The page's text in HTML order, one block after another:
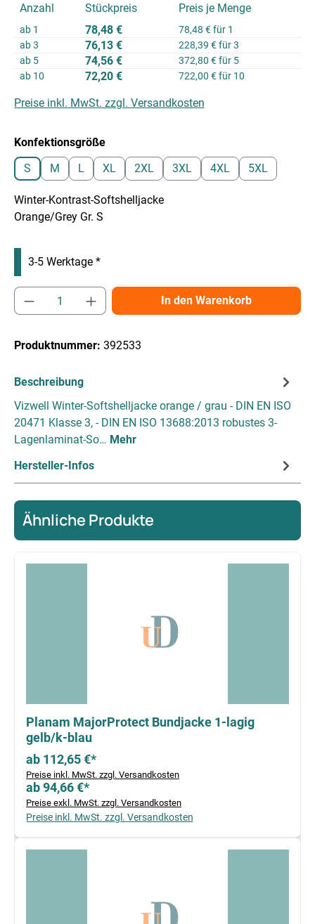
Anzahl Stückpreis Preis je Menge
ab 1 78,48 €
78,48 € für 1
ab3 76,13 €
228,39 € für 3
ab 5 74,56 €
372,80 € für 5
ab 10 72,20 € 722,00 € für 10
Preise inkl. MwSt. zzgl. Versandkosten
Konfektionsgrößeauswählen
S
M L XL 2XL 3XL 4XL 5XL
Winter-Kontrast-Softshelljacke
Orange/Grey Gr. S
3-5 Werktage *
Produkt Anzahl: Gib den gewünschten
In den Warenkorb
Produktnummer: 392533
Beschreibung
Vizwell Winter-Softshelljacke orange / grau - DIN EN ISO
20471 Klasse 3, - DIN EN ISO 13688:2013 robustes 3-
Lagenlaminat-So… Mehr
Hersteller-Infos
Ähnliche Produkte
Planam MajorProtect Bundjacke 1-lagig
gelb/k-blau
ab 112,65 €*
Preise inkl. MwSt. zzgl. Versandkosten
ab 94,66 €*
Preise exkl. MwSt. zzgl. Versandkosten
Preise inkl. MwSt. zzgl. Versandkosten